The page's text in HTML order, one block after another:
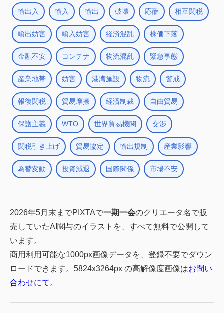
輸出入 輸入 輸出 破壊 応酬 相互関税
輸出妨害 輸入妨害 経済混乱 株価下落
金融不安 コンテナ 物流混乱 緊急事態
産業地帯 妨害 港湾施設 物流 警戒
報復関税 貿易摩擦 経済制裁 自由貿易
保護主義 WTO 世界貿易機関 交渉
関税引き上げ 貿易協定 輸出規制 産業影響
為替変動 投資減退 国際関係 市場不安
2026年5月末までPIXTAで一期一会のクリエータ名で販
売していたAI関与のイラストを、すべて無料で公開して
います。
商用利用可能な1000px画像データを、登録不要でダウン
ロードできます。5824x3264px の高解像度画像はお問い
合わせにて。